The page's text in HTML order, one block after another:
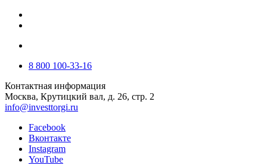
8 800 100-33-16
Контактная информация
Москва, Крутицкий вал, д. 26, стр. 2
info@investtorgi.ru
Facebook
Вконтакте
Instagram
YouTube